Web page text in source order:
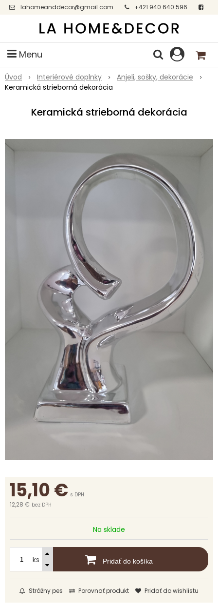
lahomeanddecor@gmail.com
+421 940 640 596
Facebook
Menu
Úvod Interiérové doplnky
Anjeli, sošky, dekorácie
Keramická strieborná dekorácia
Keramická strieborná dekorácia
15,10€ s DPH
12,28 € bez DPH
Na sklade
ks Pridať do košíka
Strážny pes Porovnať produkt Pridať do wishlistu